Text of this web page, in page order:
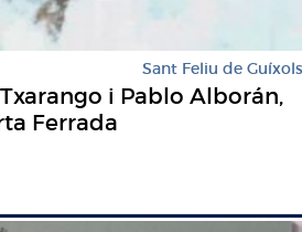
Sant Feliu de Guíxols
i Pablo Alborán,
Ferrada